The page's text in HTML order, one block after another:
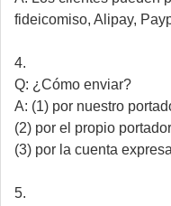
fideicomiso, Alipay,
4.
Q: ¿Cómo enviar?
A: (1) por nuestro
(2) por el propio
(3) por la cuenta
5.